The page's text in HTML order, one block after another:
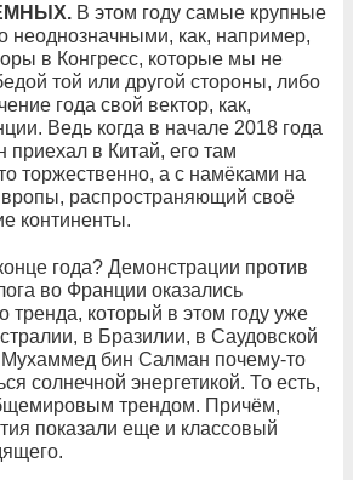
В этом году самые крупные
неоднозначными, как, например,
в Конгресс, которые мы не
той или другой стороны, либо
года свой вектор, как,
Ведь когда в начале 2018 года
в Китай, его там
торжественно, а с намёками на
распространяющий своё
континенты.
года? Демонстрации против
во Франции оказались
тренда, который в этом году уже
в Бразилии, в Саудовской
Мухаммед бин Салман почему-то
солнечной энергетикой. То есть,
трендом. Причём,
показали еще и классовый